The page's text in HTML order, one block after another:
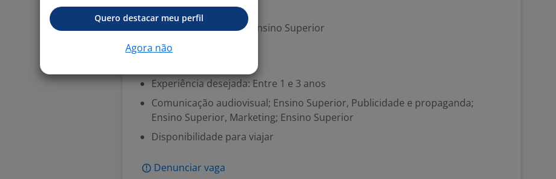
Exigências
Escolaridade Mínima: Ensino Superior
Experiência desejada: Entre 1 e 3 anos
Comunicação audiovisual; Ensino Superior, Publicidade e propaganda;
Ensino Superior, Marketing; Ensino Superior
Disponibilidade para viajar
Denunciar vaga
Quero destacar meu perfil
Agora não